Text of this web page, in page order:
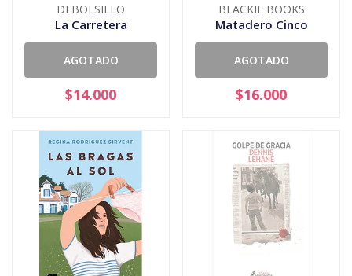
DEBOLSILLO
La Carretera
AGOTADO
$14.000
BLACKIE BOOKS
Matadero Cinco
AGOTADO
$16.000